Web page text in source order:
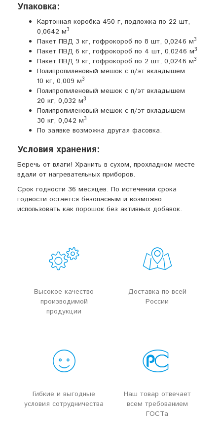
Упаковка:
Картонная коробка 450 г, подложка по 22 шт,
0,0642 м3
Пакет ПВД 3 кг, гофрокороб по 8 шт, 0,0246 м3
Пакет ПВД 6 кг, гофрокороб по 4 шт, 0,0246 м3
Пакет ПВД 9 кг, гофрокороб по 2 шт, 0,0246 м3
Полипропиленовый мешок с п/эт вкладышем
10 кг, 0,009 м3
Полипропиленовый мешок с п/эт вкладышем
20 кг, 0,032 м3
Полипропиленовый мешок с п/эт вкладышем
30 кг, 0,042 м3
По заявке возможна другая фасовка.
Условия хранения:
Беречь от влаги! Хранить в сухом, прохладном месте
вдали от нагревательных приборов.
Срок годности 36 месяцев. По истечении срока
годности остается безопасным и возможно
использовать как порошок без активных добавок.
Высокое качество
производимой
продукции
Доставка по всей
России
Гибкие и выгодные
условия сотрудничества
Наш товар отвечает
всем требованием
ГОСТа